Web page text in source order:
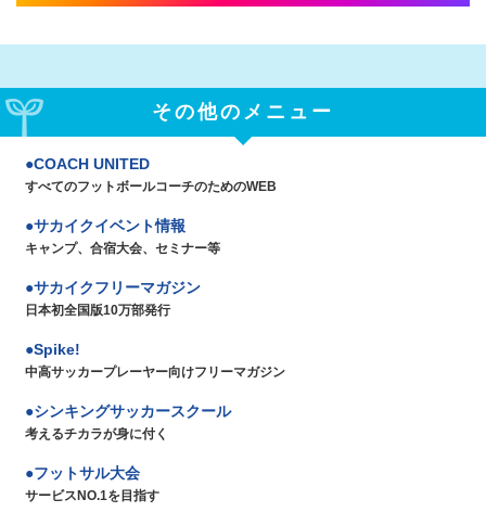
その他のメニュー
COACH UNITED
すべてのフットボールコーチのためのWEB
サカイクイベント情報
キャンプ、合宿大会、セミナー等
サカイクフリーマガジン
日本初全国版10万部発行
Spike!
中高サッカープレーヤー向けフリーマガジン
シンキングサッカースクール
考えるチカラが身に付く
フットサル大会
サービスNO.1を目指す